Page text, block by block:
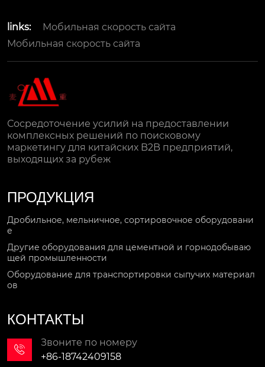
links:
Мобильная скорость сайта
Мобильная скорость сайта
Сосредоточение усилий на предоставлении
комплексных решений по поисковому
маркетингу для китайских B2B предприятий,
выходящих за рубеж
ПРОДУКЦИЯ
Дробильное, мельничное, сортировочное оборудовани
е
Другие оборудования для цементной и горнодобываю
щей промышленности
Оборудование для транспортировки сыпучих материал
ов
КОНТАКТЫ

Звоните по номеру
+86-18742409158